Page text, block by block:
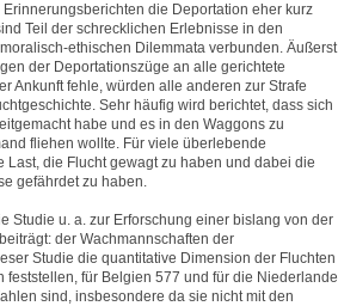
die Deportation eher kurz
Teil der schrecklichen Erlebnisse in den
ethischen Dilemmata verbunden. Äußerst
der Deportationszüge an alle gerichtete
Ankunft fehle, würden alle anderen zur Strafe
Sehr häufig wird berichtet, dass sich
habe und es in den Waggons zu
fliehen wollte. Für viele überlebende
die Flucht gewagt zu haben und dabei die
gefährdet zu haben.
Studie u. a. zur Erforschung einer bislang von der
der Wachmannschaften der
Studie die quantitative Dimension der Fluchten
für Belgien 577 und für die Niederlande
sind, insbesondere da sie nicht mit den